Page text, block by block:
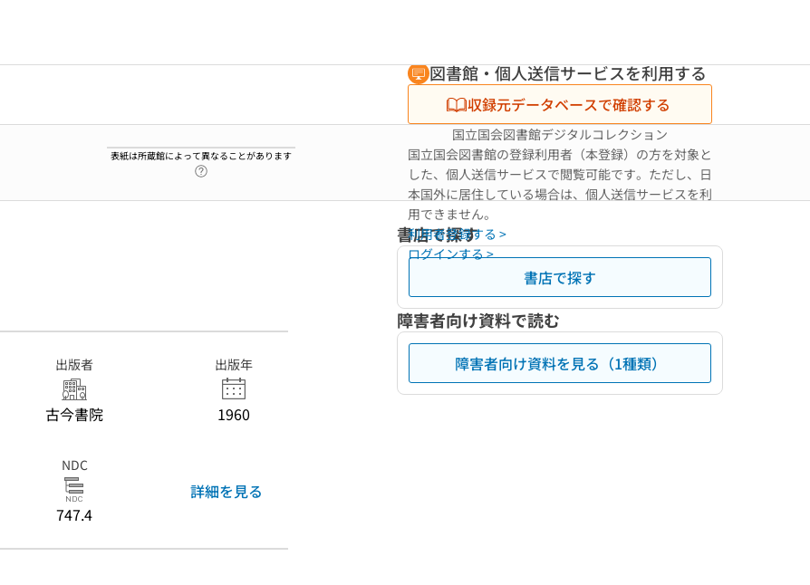
表紙は所蔵館によって異なることがあります
図書館・個人送信サービスを利用する
収録元データベースで確認する
国立国会図書館デジタルコレクション
国立国会図書館の登録利用者（本登録）の方を対象と
した、個人送信サービスで閲覧可能です。ただし、日
本国外に居住している場合は、個人送信サービスを利
用できません。
利用者登録する >
ログインする >
出版者
古今書院
出版年
1960
NDC
747.4
詳細を見る
書店で探す
書店で探す
障害者向け資料で読む
障害者向け資料を見る（1種類）